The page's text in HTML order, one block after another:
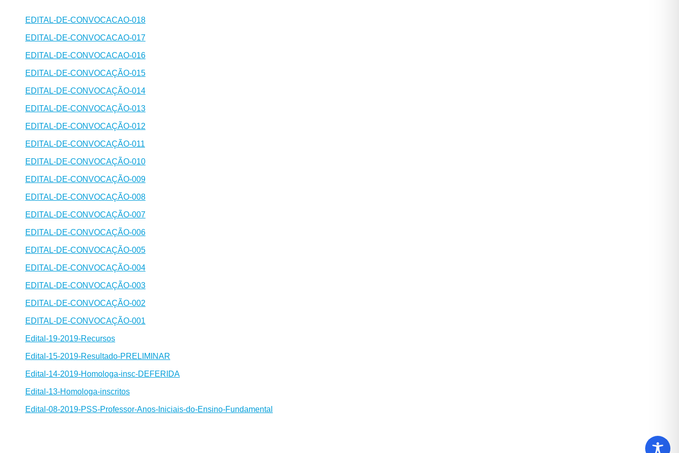
EDITAL-DE-CONVOCACAO-018
EDITAL-DE-CONVOCACAO-017
EDITAL-DE-CONVOCACAO-016
EDITAL-DE-CONVOCAÇÃO-015
EDITAL-DE-CONVOCAÇÃO-014
EDITAL-DE-CONVOCAÇÃO-013
EDITAL-DE-CONVOCAÇÃO-012
EDITAL-DE-CONVOCAÇÃO-011
EDITAL-DE-CONVOCAÇÃO-010
EDITAL-DE-CONVOCAÇÃO-009
EDITAL-DE-CONVOCAÇÃO-008
EDITAL-DE-CONVOCAÇÃO-007
EDITAL-DE-CONVOCAÇÃO-006
EDITAL-DE-CONVOCAÇÃO-005
EDITAL-DE-CONVOCAÇÃO-004
EDITAL-DE-CONVOCAÇÃO-003
EDITAL-DE-CONVOCAÇÃO-002
EDITAL-DE-CONVOCAÇÃO-001
Edital-19-2019-Recursos
Edital-15-2019-Resultado-PRELIMINAR
Edital-14-2019-Homologa-insc-DEFERIDA
Edital-13-Homologa-inscritos
Edital-08-2019-PSS-Professor-Anos-Iniciais-do-Ensino-Fundamental